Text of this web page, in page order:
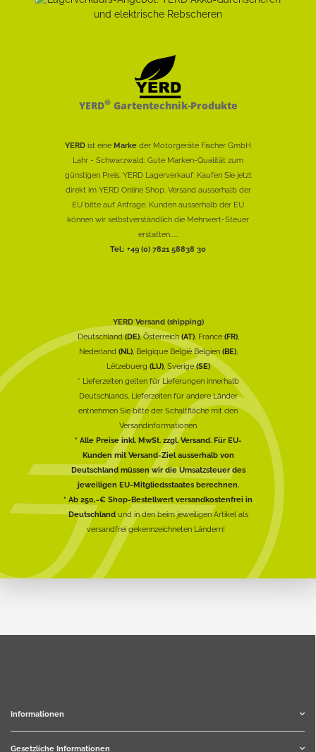
YERD®Gartentechnik-Produkte
YERD ist eine Marke der Motorgeräte Fischer GmbH
Lahr - Schwarzwald: Gute Marken-Qualität zum
günstigen Preis. YERD Lagerverkauf: Kaufen Sie jetzt
direkt im YERD Online Shop. Versand ausserhalb der
EU bitte auf Anfrage. Kunden ausserhalb der EU
können wir selbstverständlich die Mehrwert-Steuer
erstatten......
Tel.: +49 (0) 7821 58838 30
YERD Versand (shipping)
Deutschland(DE), Österreich(AT), France (FR),
Nederland (NL), Belgique België Belgien (BE),
Lëtzebuerg (LU), Sverige(SE)
* Lieferzeiten gelten für Lieferungen innerhalb
Deutschlands, Lieferzeiten für andere Länder
entnehmen Sie bitte der Schaltfläche mit den
Versandinformationen
* Alle Preise inkl. MwSt. zzgl. Versand. Für EU-
Kunden mit Versand-Ziel ausserhalb von
Deutschland müssen wir die Umsatzsteuer des
jeweiligen EU-Mitgliedsstaates berechnen.
* Ab 250,-€ Shop-Bestellwert versandkostenfrei in
Deutschlandund in den beim jeweiligen Artikel als
versandfrei gekennzeichneten Ländern!
Informationen
Gesetzliche Informationen